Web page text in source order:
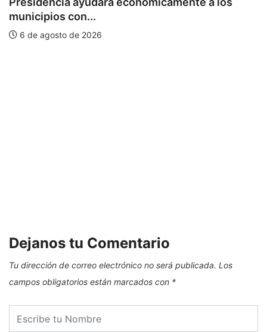
municipios con...
6 de agosto de 2026
Dejanos tu Comentario
Tu dirección de correo electrónico no será publicada. Los
campos obligatorios están marcados con *